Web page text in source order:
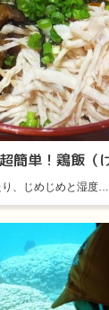
り、じめじめと湿度…